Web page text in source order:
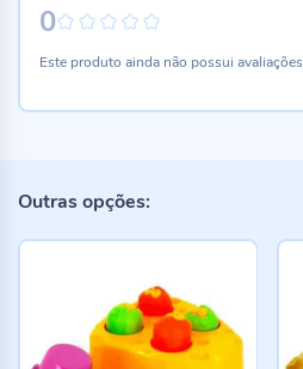
0
Este produto ainda não possui avaliações
Outras opções: